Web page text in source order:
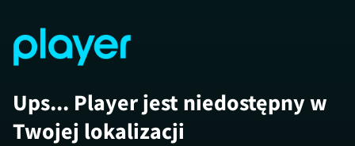
Ups... Player jest niedostępny w
Twojej lokalizacji